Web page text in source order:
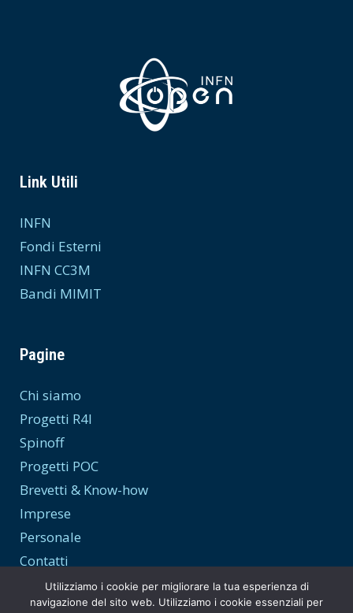
Link Utili
INFN
Fondi Esterni
INFN CC3M
Bandi MIMIT
Pagine
Chi siamo
Progetti R4I
Spinoff
Progetti POC
Brevetti & Know-how
Imprese
Personale
Contatti
Utilizziamo i cookie per migliorare la tua esperienza di
navigazione del sito web. Utilizziamo i cookie essenziali per